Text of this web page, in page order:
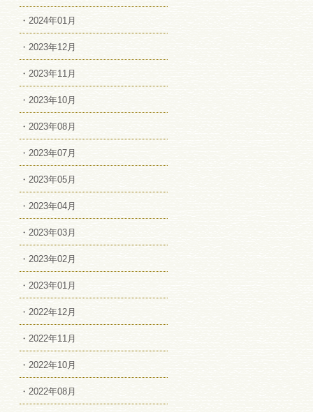
・2024年01月
・2023年12月
・2023年11月
・2023年10月
・2023年08月
・2023年07月
・2023年05月
・2023年04月
・2023年03月
・2023年02月
・2023年01月
・2022年12月
・2022年11月
・2022年10月
・2022年08月